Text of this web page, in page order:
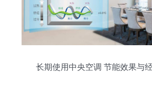
长期使用中央空调 节能效果与